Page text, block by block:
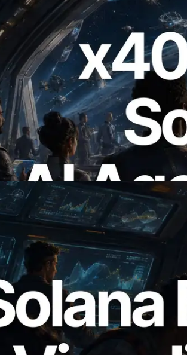
Solana RPC compatible con
en la que los agentes de IA
por las API que
lanza el Solana Block